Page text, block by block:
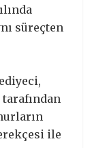
süreçten
ile